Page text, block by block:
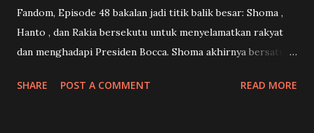
Fandom, Episode 48 bakalan jadi titik balik besar: Shoma ,
Hanto , dan Rakia bersekutu untuk menyelamatkan rakyat
dan menghadapi Presiden Bocca. Shoma akhirnya bersatu
momen debut Gavv Amazingummy Form serta penampilan
SHARE POST A COMMENT READ MORE